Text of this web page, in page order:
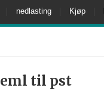
nedlasting Kjøp
eml til pst